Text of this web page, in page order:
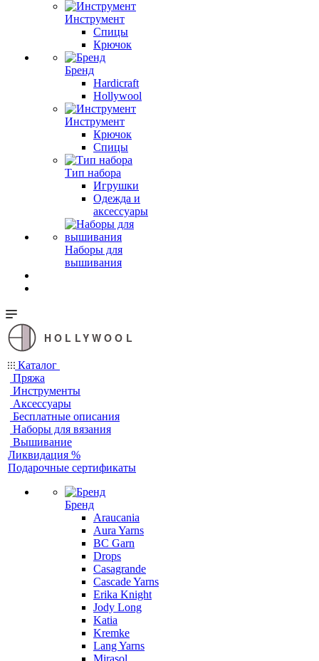
Инструмент
Спицы
Крючок
Бренд
Hardicraft
Hollywool
Инструмент
Крючок
Спицы
Тип набора
Игрушки
Одежда и
аксессуары
Наборы для
вышивания
HOLLYWOOL
Каталог
Пряжа
Инструменты
Аксессуары
Бесплатные описания
Наборы для вязания
Вышивание
Ликвидация %
Подарочные сертификаты
Бренд
Araucania
Aura Yarns
BC Garn
Drops
Casagrande
Cascade Yarns
Erika Knight
Jody Long
Katia
Kremke
Lang Yarns
Mirasol